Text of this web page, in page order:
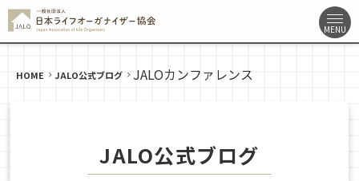
HOME JALO公式ブログ JALOカンファレンス
JALO公式ブログ